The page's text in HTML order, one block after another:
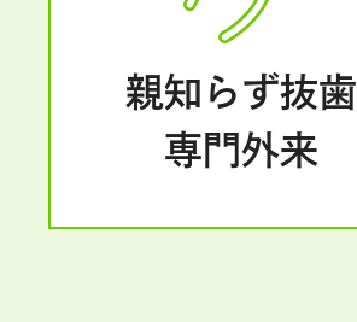
親知らず抜歯
専門外来